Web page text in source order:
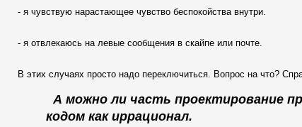
- я чувствую нарастающее чувство беспокойства внутри.
- я отвлекаюсь на левые сообщения в скайпе или почте.
В этих случаях просто надо переключиться. Вопрос на что?
А можно ли часть проектирование
кодом как иррационал.